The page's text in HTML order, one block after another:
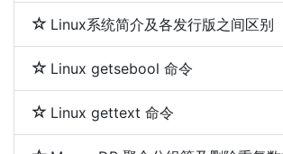
Linux系统简介及各发行版之间区别
Linux getsebool 命令
Linux gettext 命令